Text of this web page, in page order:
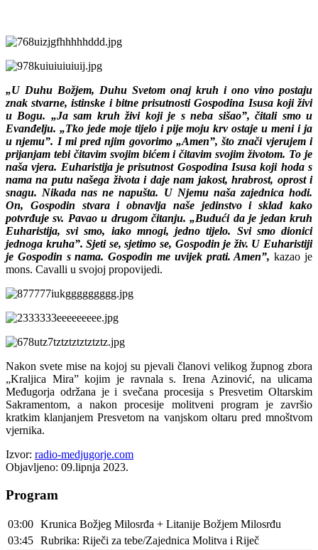
„U Duhu Božjem, Duhu Svetom onaj kruh i ono vino postaju
znak stvarne, istinske i bitne prisutnosti Gospodina Isusa koji živi
u Bogu. „Ja sam kruh živi koji je s neba sišao”, čitali smo u
Evanđelju. „Tko jede moje tijelo i pije moju krv ostaje u meni i ja
u njemu”. I mi pred njim govorimo „Amen”, što znači vjerujem i
prijanjam tebi čitavim svojim bićem i čitavim svojim životom. To je
naša vjera. Euharistija je prisutnost Gospodina Isusa koji hoda s
nama na putu našega života i daje nam jakost, hrabrost, oprost i
snagu. Nikada nas ne napušta. U Njemu naša zajednica hodi.
On, Gospodin stvara i obnavlja naše jedinstvo i sklad kako
potvrđuje sv. Pavao u drugom čitanju. „Budući da je jedan kruh
Euharistija, svi smo, iako mnogi, jedno tijelo. Svi smo dionici
jednoga kruha”. Sjeti se, sjetimo se, Gospodin je živ. U Euharistiji
je Gospodin s nama. Gospodin me uvijek prati. Amen”, kazao je
mons. Cavalli u svojoj propovijedi.
Nakon svete mise na kojoj su pjevali članovi velikog župnog zbora
„Kraljica Mira” kojim je ravnala s. Irena Azinović, na ulicama
Međugorja održana je i svečana procesija s Presvetim Oltarskim
Sakramentom, a nakon procesije molitveni program je završio
kratkim klanjanjem Presvetom na vanjskom oltaru pred mnoštvom
vjernika.
Izvor: radio-medjugorje.com
Objavljeno: 09.lipnja 2023.
Program
03:00 Krunica Božjeg Milosrđa + Litanije Božjem Milosrđu
03:45 Rubrika: Riječi za tebe/Zajednica Molitva i Riječ